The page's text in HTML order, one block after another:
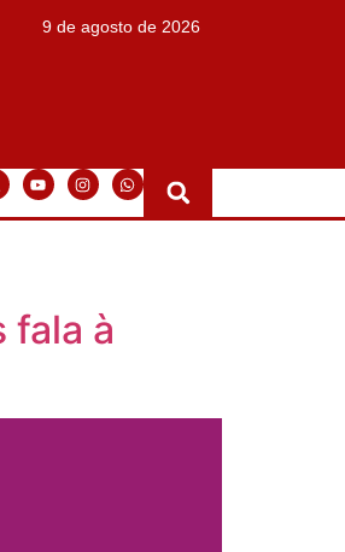
9 de agosto de 2026
fala à